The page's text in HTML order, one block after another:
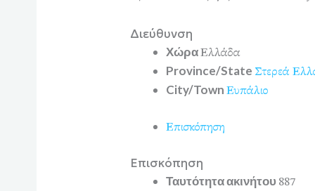
Διεύθυνση
ΧώραΕλλάδα
Province/State Στερεά
City/Town Ευπάλιο
Επισκόπηση
Επισκόπηση
Ταυτότητα ακινήτου 887